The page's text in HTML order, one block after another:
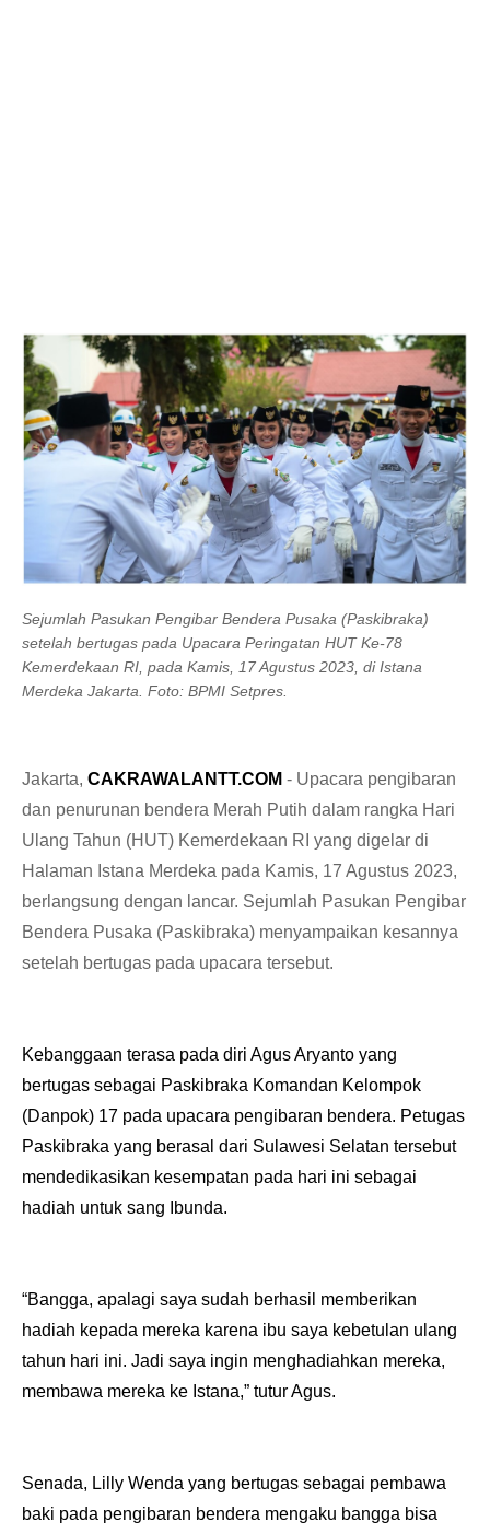
Sejumlah Pasukan Pengibar Bendera Pusaka (Paskibraka)
setelah bertugas pada Upacara Peringatan HUT Ke-78
Kemerdekaan RI, pada Kamis, 17 Agustus 2023, di Istana
Merdeka Jakarta. Foto: BPMI Setpres.
Jakarta, CAKRAWALANTT.COM - Upacara pengibaran
dan penurunan bendera Merah Putih dalam rangka Hari
Ulang Tahun (HUT) Kemerdekaan RI yang digelar di
Halaman Istana Merdeka pada Kamis, 17 Agustus 2023,
berlangsung dengan lancar. Sejumlah Pasukan Pengibar
Bendera Pusaka (Paskibraka) menyampaikan kesannya
setelah bertugas pada upacara tersebut.
Kebanggaan terasa pada diri Agus Aryanto yang
bertugas sebagai Paskibraka Komandan Kelompok
(Danpok) 17 pada upacara pengibaran bendera. Petugas
Paskibraka yang berasal dari Sulawesi Selatan tersebut
mendedikasikan kesempatan pada hari ini sebagai
hadiah untuk sang Ibunda.
“Bangga, apalagi saya sudah berhasil memberikan
hadiah kepada mereka karena ibu saya kebetulan ulang
tahun hari ini. Jadi saya ingin menghadiahkan mereka,
membawa mereka ke Istana,” tutur Agus.
Senada, Lilly Wenda yang bertugas sebagai pembawa
baki pada pengibaran bendera mengaku bangga bisa